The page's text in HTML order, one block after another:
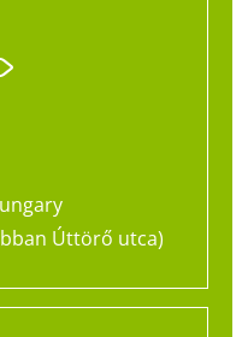
Úttörő utca)